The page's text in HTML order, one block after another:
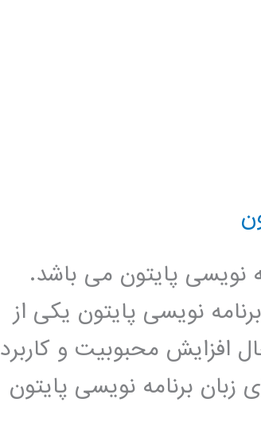
نویسی پایتون می باشد.
نویسی پایتون یکی از
افزایش محبوبیت و کاربرد
زبان برنامه نویسی پایتون